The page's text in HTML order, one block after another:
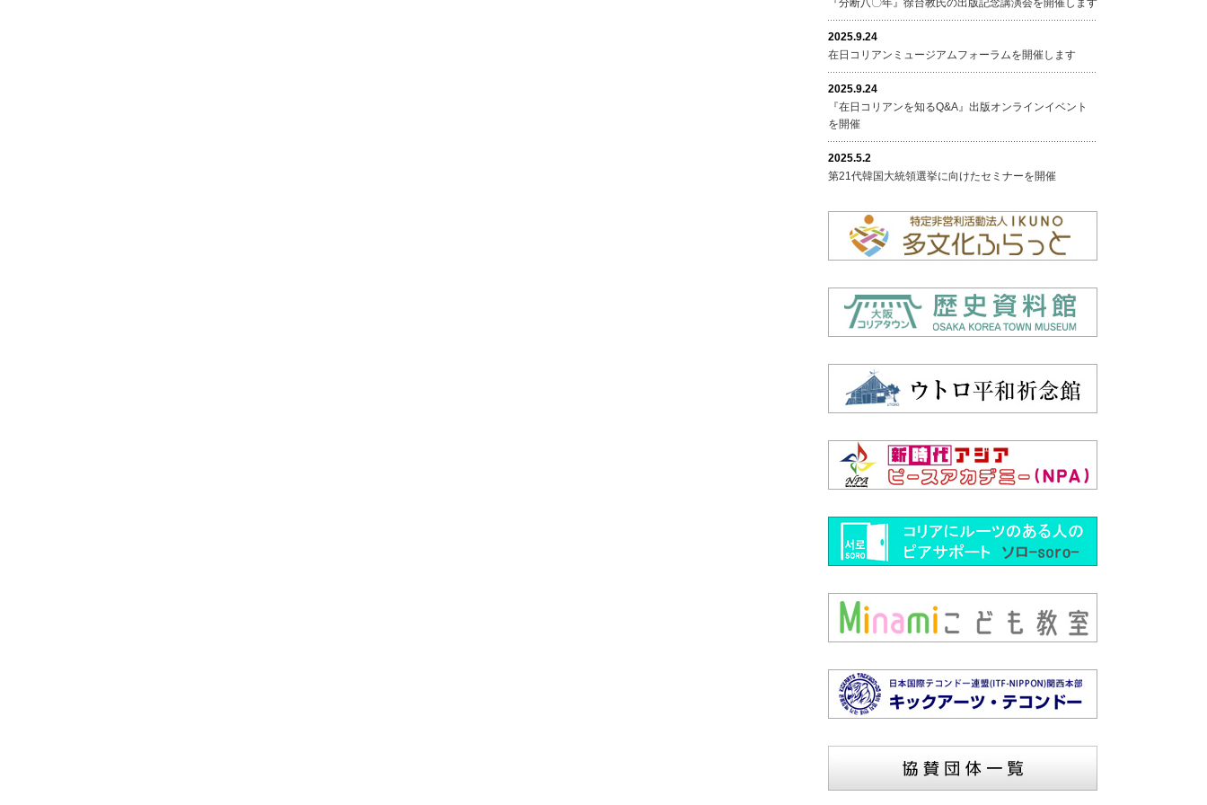
『分断八〇年』徐台教氏の出版記念講演会を開催します
2025.9.24
在日コリアンミュージアムフォーラムを開催します
2025.9.24
『在日コリアンを知るQ&A』出版オンラインイベント
を開催
2025.5.2
第21代韓国大統領選挙に向けたセミナーを開催